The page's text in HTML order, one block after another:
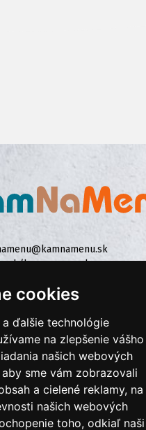
cookies
ďalšie technológie
na zlepšenie vášho
našich webových
sme vám zobrazovali
a cielené reklamy, na
našich webových
toho, odkiaľ naši
kamnamenu.sk
SA DO ZÁKAZNÍCKEJ ZÓNY
obchodné podmienky